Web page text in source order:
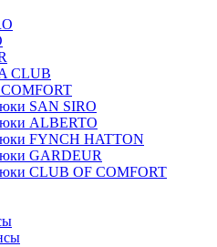
CLUB
SAN SIRO
ALBERTO
FYNCH HATTON
GARDEUR
CLUB OF COMFORT